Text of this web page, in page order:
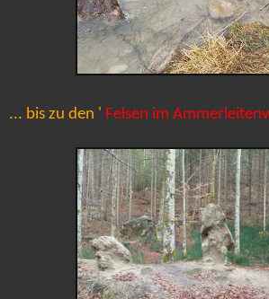
... bis zu den ' Felsen im